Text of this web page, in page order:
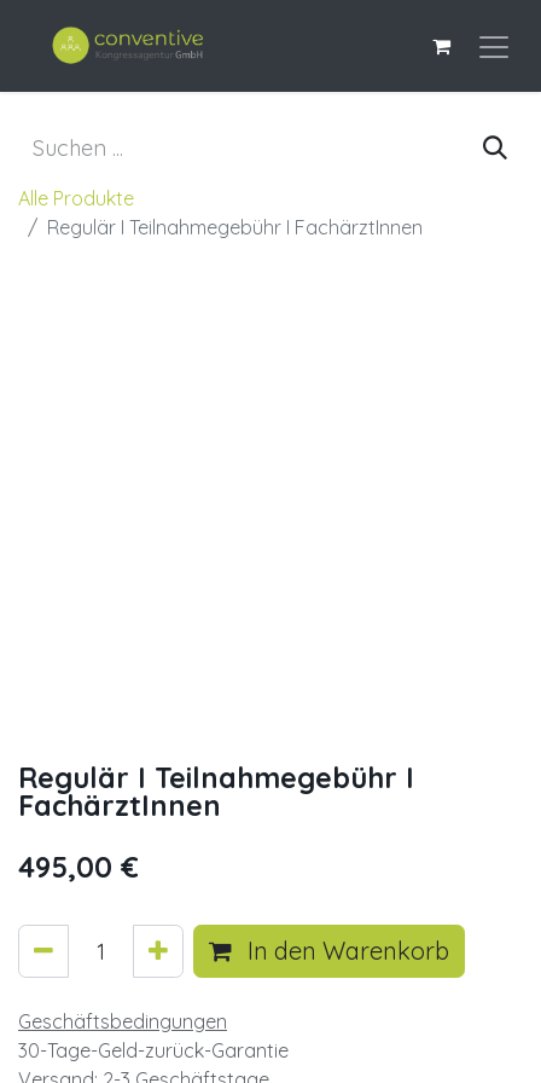
Alle Produkte
Regulär I Teilnahmegebühr I FachärztInnen
Regulär I Teilnahmegebühr I
FachärztInnen
495,00 €
In den Warenkorb
Geschäftsbedingungen
30-Tage-Geld-zurück-Garantie